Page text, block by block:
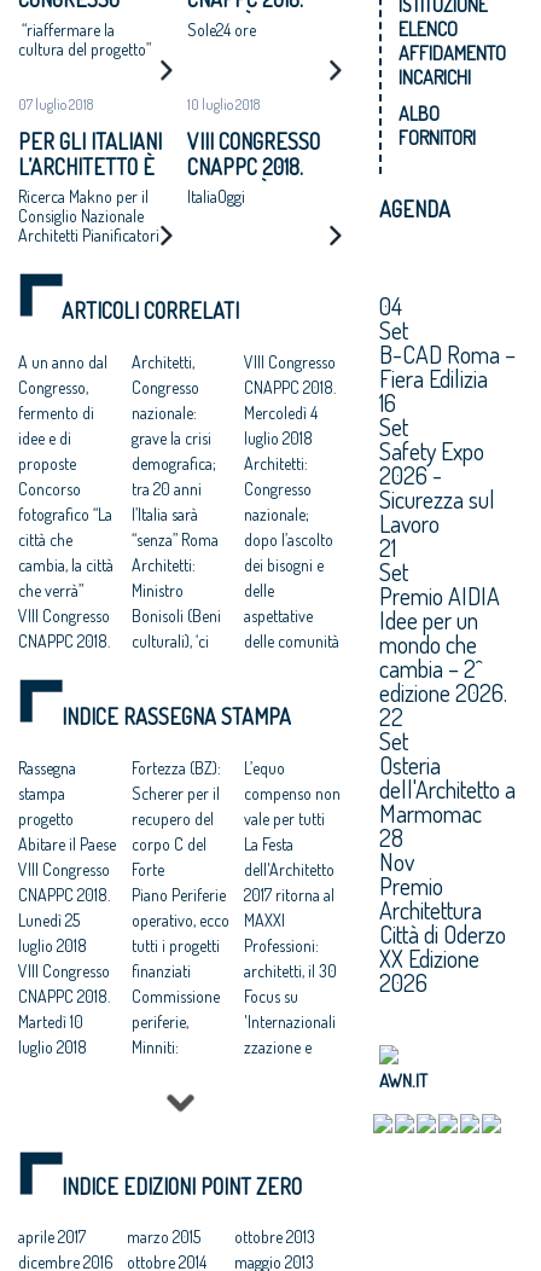
NAZIONALE
APPROVA UN
ADOTTI UN
PROGRAMMA
NAZIONALE DI
RIGENERAZIONE
URBANE,
ALTERNATIVA A
INCONTROLLATE
E AL CONSUMO DI
“riaffermare la
cultura del progetto”
07 luglio 2018
PER GLI ITALIANI
L’ARCHITETTO È
UNA FIGURA
CRUCIALE PER
DISEGNARE LO
SVILUPPO
ECONOMICO E
SOCIALE DEL
Ricerca Makno per il
Consiglio Nazionale
Architetti Pianificatori
Conservatori –
CNAPPC
LUNEDÌ 25 LUGLIO
Sole24 ore
10 luglio 2018
VIII CONGRESSO
CNAPPC 2018.
MARTEDÌ 10
ItaliaOggi
ARTICOLI CORRELATI
A un anno dal
Congresso,
fermento di
idee e di
proposte
Concorso
fotografico “La
città che
cambia, la città
che verrà”
VIII Congresso
CNAPPC 2018.
2018
VIII Congresso
Domenica 8
luglio 2018
Votazioni VIII
Congresso
2018
Architetti,
Congresso
nazionale:
grave la crisi
demografica;
tra 20 anni
l’Italia sarà
“senza” Roma
Architetti:
Ministro
Bonisoli (Beni
culturali), ‘ci
norme per lo
professione’.
VIII Congresso
CNAPPC 2018.
Venerdì 6
luglio 2018
Architetti:
Cappochin, “il
Governo
realizzi subito
un ‘Piano
d’Azione
Nazionale per
sostenibili”
Gercoledì 5
luglio 2018
VIII Congresso
CNAPPC 2018.
Mercoledì 4
luglio 2018
Architetti:
Congresso
nazionale;
dopo l’ascolto
dei bisogni e
delle
aspettative
delle comunità
delle città
VIII Congresso
CNAPPC 2018.
Domenica 1
luglio 2018
Architetti:VIII
Congresso
nazionale,
attesi 3mila
delegati in
rappresentanz
a dei 155mila
iscritti -
Paese per le
nuove città
Congresso
Nazionale
INDICE RASSEGNA STAMPA
Rassegna
stampa
progetto
Abitare il Paese
VIII Congresso
CNAPPC 2018.
Lunedì 25
luglio 2018
VIII Congresso
CNAPPC 2018.
Martedì 10
luglio 2018
2018
VIII Congresso
CNAPPC 2018.
Domenica 8
luglio 2018
Fortezza (BZ):
Scherer per il
recupero del
corpo C del
Forte
Piano Periferie
operativo, ecco
tutti i progetti
finanziati
Commissione
periferie,
Minniti:
condividere:
città»
Equo
compenso,
parametri
L’equo
compenso non
vale per tutti
La Festa
dell'Architetto
2017 ritorna al
MAXXI
Professioni:
architetti, il 30
Focus su
'Internazionali
zzazione e
2017 - Una
legge per
l’architettura
Rappresentanz
INDICE EDIZIONI POINT ZERO
aprile 2017
dicembre 2016
marzo 2015
ottobre 2014
ottobre 2013
maggio 2013
ELENCO
AFFIDAMENTO
INCARICHI
ALBO
FORNITORI
AGENDA
04
Set
B-CAD Roma –
Fiera Edilizia
16
Set
Safety Expo
2026 -
Sicurezza sul
Lavoro
21
Set
Premio AIDIA
Idee per un
mondo che
cambia – 2^
edizione 2026.
22
Set
Osteria
dell'Architetto a
Marmomac
28
Nov
Premio
Architettura
Città di Oderzo
XX Edizione
2026
AWN.IT